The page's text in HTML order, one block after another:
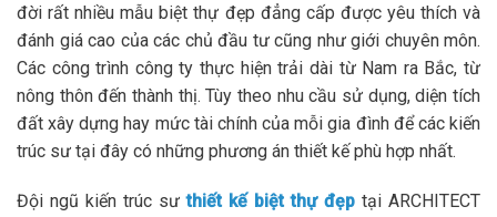
đời rất nhiều mẫu biệt thự đẹp đẳng cấp được yêu thích và
đánh giá cao của các chủ đầu tư cũng như giới chuyên môn.
Các công trình công ty thực hiện trải dài từ Nam ra Bắc, từ
nông thôn đến thành thị. Tùy theo nhu cầu sử dụng, diện tích
đất xây dựng hay mức tài chính của mỗi gia đình để các kiến
trúc sư tại đây có những phương án thiết kế phù hợp nhất.
Đội ngũ kiến trúc sưthiết kế biệt thự đẹp tại ARCHITECT